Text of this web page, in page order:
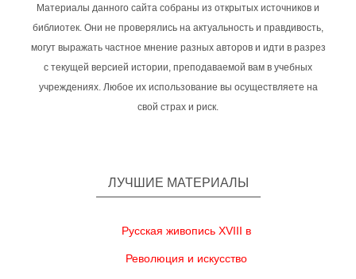
Материалы данного сайта собраны из открытых источников и
библиотек. Они не проверялись на актуальность и правдивость,
могут выражать частное мнение разных авторов и идти в разрез
с текущей версией истории, преподаваемой вам в учебных
учреждениях. Любое их использование вы осуществляете на
свой страх и риск.
ЛУЧШИЕ МАТЕРИАЛЫ
Русская живопись XVIII в
Революция и искусство